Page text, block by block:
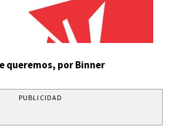
queremos, por Binner
PUBLICIDAD